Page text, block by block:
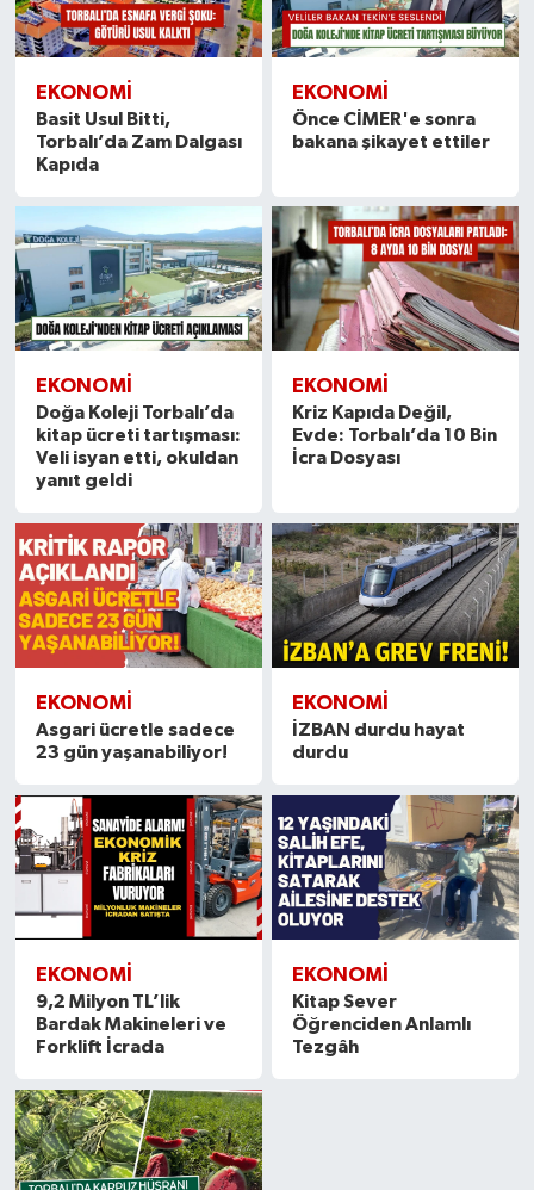
EKONOMİ
Basit Usul Bitti,
Torbalı’da Zam Dalgası
Kapıda
EKONOMİ
Önce CİMER'e sonra
bakana şikayet ettiler
EKONOMİ
Doğa Koleji Torbalı’da
kitap ücreti tartışması:
Veli isyan etti, okuldan
yanıt geldi
EKONOMİ
Kriz Kapıda Değil,
Evde: Torbalı’da 10 Bin
İcra Dosyası
EKONOMİ
Asgari ücretle sadece
23 gün yaşanabiliyor!
EKONOMİ
İZBAN durdu hayat
durdu
EKONOMİ
9,2 Milyon TL’lik
Bardak Makineleri ve
Forklift İcrada
EKONOMİ
Kitap Sever
Öğrenciden Anlamlı
Tezgâh